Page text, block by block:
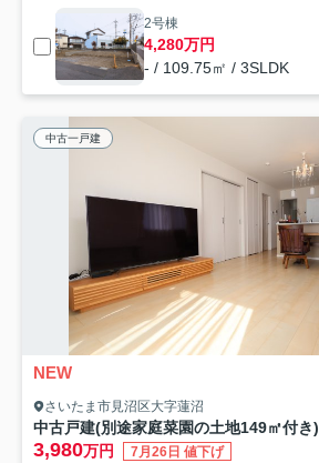
2号棟
4,280万円
- / 109.75㎡ / 3SLDK
中古一戸建
NEW
さいたま市見沼区大字蓮沼
中古戸建(別途家庭菜園の土地149㎡付き)
3,980万円 7月26日 値下げ